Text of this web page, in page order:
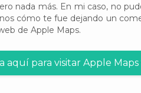
nada más. En mi caso, no
cómo te fue dejando un
de Apple Maps.
aquí para visitar Apple